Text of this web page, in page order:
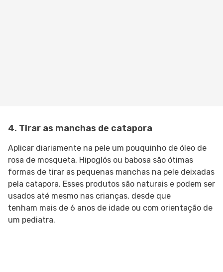
4. Tirar as manchas de catapora
Aplicar diariamente na pele um pouquinho de óleo de
rosa de mosqueta, Hipoglós ou babosa são ótimas
formas de tirar as pequenas manchas na pele deixadas
pela catapora. Esses produtos são naturais e podem ser
usados até mesmo nas crianças, desde que
tenham mais de 6 anos de idade ou com orientação de
um pediatra.